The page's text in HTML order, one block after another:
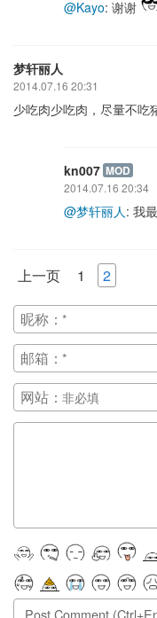
@Kayo: 谢谢
梦轩丽人
2014.07.16 20:31
少吃肉少吃肉，尽量不吃
kn007 MOD
2014.07.16 20:34
@梦轩丽人 : 我
上一页 1 2
昵称：
邮箱：
网站：